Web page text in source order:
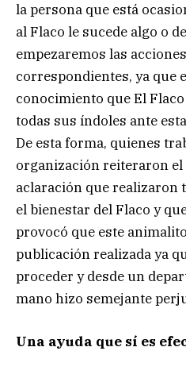
la persona que está
al Flaco le sucede algo o
empezaremos las
correspondientes, ya que
conocimiento que El
todas sus índoles ante
De esta forma, quienes
organización reiteraron el
aclaración que realizaron
el bienestar del Flaco y
provocó que este
publicación realizada ya
proceder y desde un
mano hizo semejante
Una ayuda que sí es